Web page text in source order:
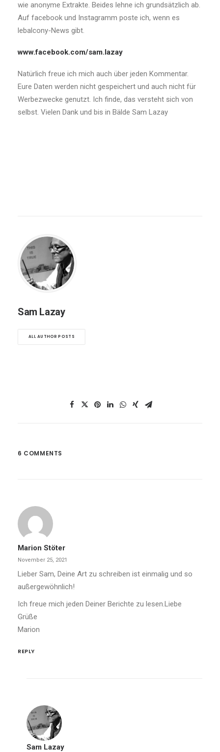
wie anonyme Extrakte. Beides lehne ich grundsätzlich ab.
Auf facebook und Instagramm poste ich, wenn es
lebalcony-News gibt.
www.facebook.com/sam.lazay
Natürlich freue ich mich auch über jeden Kommentar.
Eure Daten werden nicht gespeichert und auch nicht für
Werbezwecke genutzt. Ich finde, das versteht sich von
selbst. Vielen Dank und bis in Bälde Sam Lazay
Sam Lazay
ALL AUTHOR POSTS
6 COMMENTS
Marion Stöter
November 25, 2021
Lieber Sam, Deine Art zu schreiben ist einmalig und so
außergewöhnlich!
Ich freue mich jeden Deiner Berichte zu lesen.Liebe
Grüße
Marion
REPLY
Sam Lazay